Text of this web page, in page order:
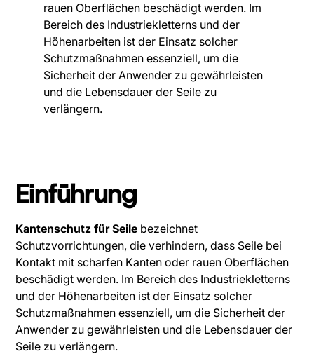
rauen Oberflächen beschädigt werden. Im
Bereich des Industriekletterns und der
Höhenarbeiten ist der Einsatz solcher
Schutzmaßnahmen essenziell, um die
Sicherheit der Anwender zu gewährleisten
und die Lebensdauer der Seile zu
verlängern.
Einführung
Kantenschutz für Seile bezeichnet
Schutzvorrichtungen, die verhindern, dass Seile bei
Kontakt mit scharfen Kanten oder rauen Oberflächen
beschädigt werden. Im Bereich des Industriekletterns
und der Höhenarbeiten ist der Einsatz solcher
Schutzmaßnahmen essenziell, um die Sicherheit der
Anwender zu gewährleisten und die Lebensdauer der
Seile zu verlängern.